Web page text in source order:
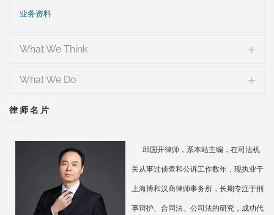
业务资料
What We Think
What We Do
律师名片
邱国开律师，系本站主编，在司法机
关从事过侦查和公诉工作数年，现执业于
上海博和汉商律师事务所，长期专注于刑
事辩护、合同法、公司法的研究，成功代